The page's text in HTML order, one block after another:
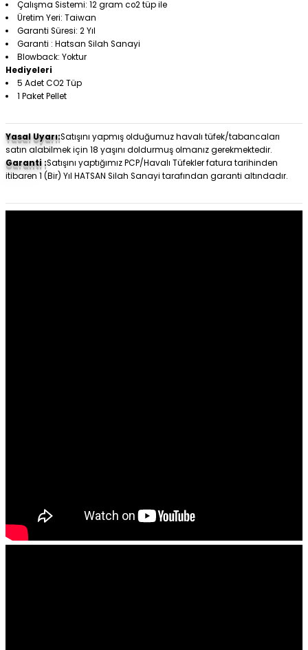
Çalışma Sistemi: 12 gram co2 tüp ile
Üretim Yeri: Taiwan
Garanti Süresi: 2 Yıl
Garanti : Hatsan Silah Sanayi
Blowback: Yoktur
Hediyeleri
5 Adet CO2 Tüp
1 Paket Pellet
Yasal Uyarı:Satışını yapmış olduğumuz havalı tüfek/tabancaları
satın alabilmek için 18 yaşını doldurmuş olmanız gerekmektedir.
Garanti :Satışını yaptığımız PCP/Havalı Tüfekler fatura tarihinden
itibaren 1 (Bir) Yıl HATSAN Silah Sanayi tarafından garanti altındadır.